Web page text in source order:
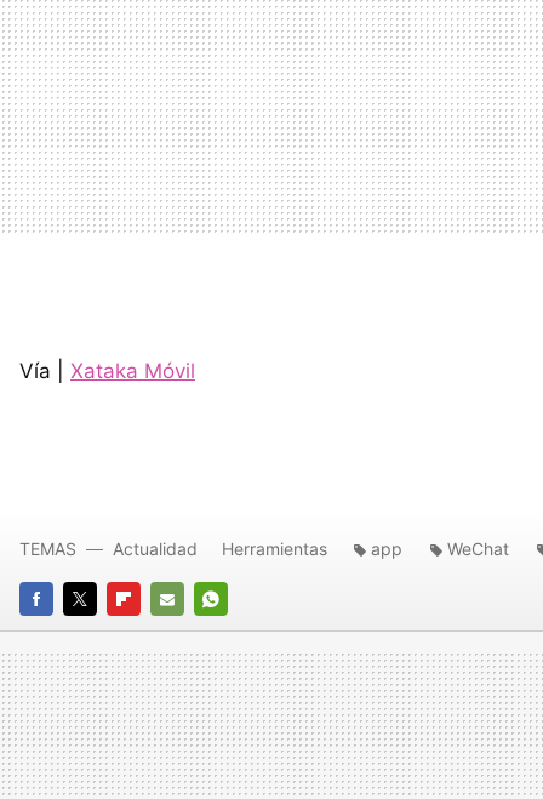
Vía | Xataka Móvil
FACEBOOK
TWITTERFLIPBOARD
E-
MAIL
WHATSAPP
TEMAS Actualidad Herramientas app WeChat